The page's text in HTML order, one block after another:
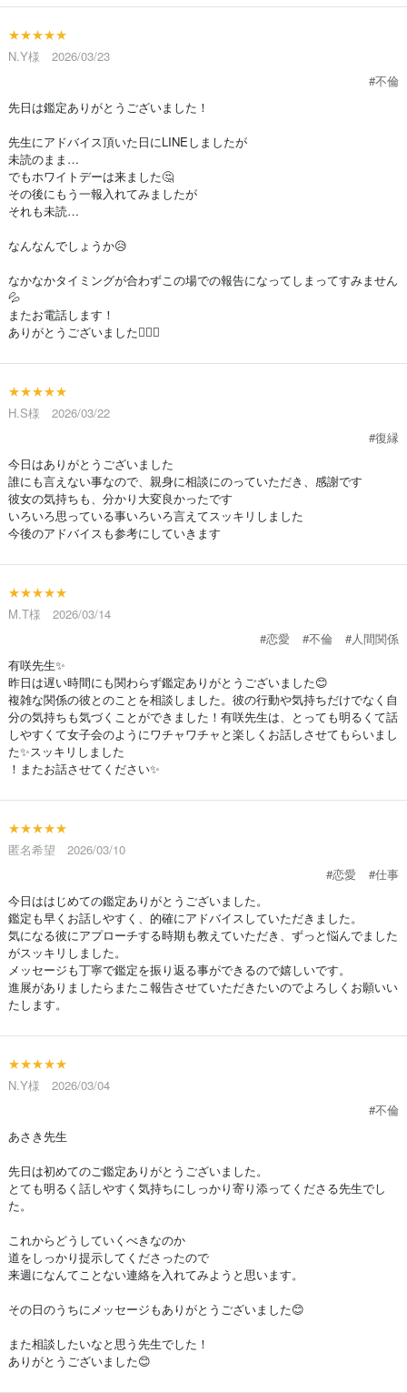
★★★★★
N.Y様 2026/03/23
#不倫
先日は鑑定ありがとうございました！
先生にアドバイス頂いた日にLINEしましたが
未読のまま…
でもホワイトデーは来ました🤔
その後にもう一報入れてみましたが
それも未読…
なんなんでしょうか😥
なかなかタイミングが合わずこの場での報告になってしまってすみません
💦
またお電話します！
ありがとうございました🙇🏻‍♀️
★★★★★
H.S様 2026/03/22
#復縁
今日はありがとうございました
誰にも言えない事なので、親身に相談にのっていただき、感謝です
彼女の気持ちも、分かり大変良かったです
いろいろ思っている事いろいろ言えてスッキリしました
今後のアドバイスも参考にしていきます
★★★★★
M.T様 2026/03/14
#恋愛
#不倫
#人間関係
有咲先生✨
昨日は遅い時間にも関わらず鑑定ありがとうございました😊
複雑な関係の彼とのことを相談しました。彼の行動や気持ちだけでなく自
分の気持ちも気づくことができました！有咲先生は、とっても明るくて話
しやすくて女子会のようにワチャワチャと楽しくお話しさせてもらいまし
た✨スッキリしました
！またお話させてください✨
★★★★★
匿名希望 2026/03/10
#恋愛
#仕事
今日ははじめての鑑定ありがとうございました。
鑑定も早くお話しやすく、的確にアドバイスしていただきました。
気になる彼にアプローチする時期も教えていただき、ずっと悩んでました
がスッキリしました。
メッセージも丁寧で鑑定を振り返る事ができるので嬉しいです。
進展がありましたらまたこ報告させていただきたいのでよろしくお願いい
たします。
★★★★★
N.Y様 2026/03/04
#不倫
あさき先生
先日は初めてのご鑑定ありがとうございました。
とても明るく話しやすく気持ちにしっかり寄り添ってくださる先生でし
た。
これからどうしていくべきなのか
道をしっかり提示してくださったので
来週になんてことない連絡を入れてみようと思います。
その日のうちにメッセージもありがとうございました😊
また相談したいなと思う先生でした！
ありがとうございました😊